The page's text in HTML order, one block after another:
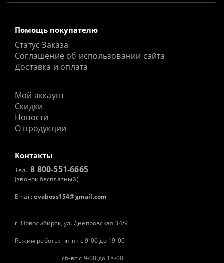
Помощь покупателю
Статус Заказа
Соглашение об использовании сайта
Доставка и оплата
Мой аккаунт
Скидки
Новости
О продукции
Контакты
Тел.:8 800-551-6665
(звонок бесплатный)
Email: evaboss154@gmail.com
г. Новосибирск, ул. Днепровская 34/9
Режим работы: пн-пт с 9-00 до 19-00
сб-вс с 9-00 до 18-00